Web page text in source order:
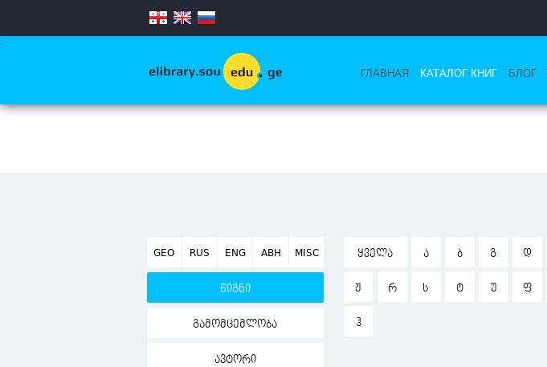
.
ГЛАВНАЯ КАТАЛОГ КНИГ БЛОГ
GEO RUS ENG ABH MISC
წიგნი
გამომცემლობა
ავტორი
ᲧᲕᲔᲚᲐ Ა Ბ Გ Დ
Ჟ Რ Ს Ტ Უ Ფ
Ჰ